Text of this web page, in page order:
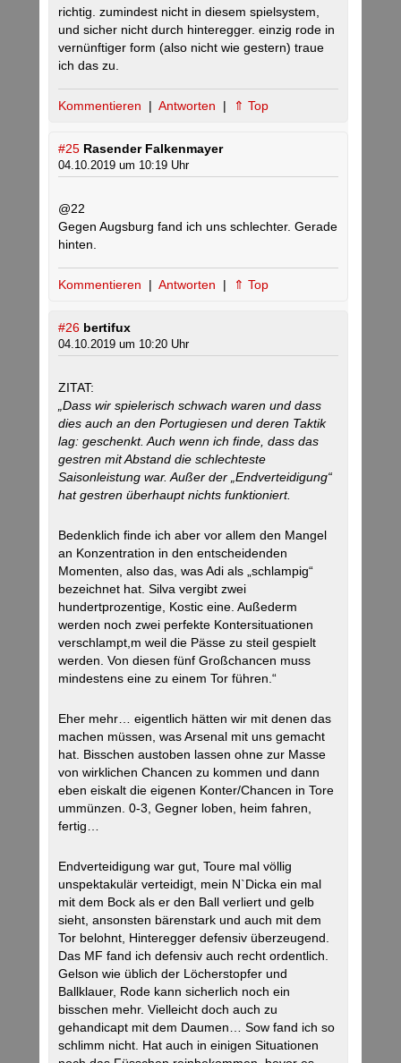
richtig. zumindest nicht in diesem spielsystem,
und sicher nicht durch hinteregger. einzig rode in
vernünftiger form (also nicht wie gestern) traue
ich das zu.
Kommentieren | Antworten | ⇑ Top
#25 Rasender Falkenmayer
04.10.2019 um 10:19 Uhr
@22
Gegen Augsburg fand ich uns schlechter. Gerade
hinten.
Kommentieren | Antworten | ⇑ Top
#26 bertifux
04.10.2019 um 10:20 Uhr
ZITAT:
„Dass wir spielerisch schwach waren und dass
dies auch an den Portugiesen und deren Taktik
lag: geschenkt. Auch wenn ich finde, dass das
gestren mit Abstand die schlechteste
Saisonleistung war. Außer der „Endverteidigung“
hat gestren überhaupt nichts funktioniert.
Bedenklich finde ich aber vor allem den Mangel
an Konzentration in den entscheidenden
Momenten, also das, was Adi als „schlampig“
bezeichnet hat. Silva vergibt zwei
hundertprozentige, Kostic eine. Außederm
werden noch zwei perfekte Kontersituationen
verschlampt,m weil die Pässe zu steil gespielt
werden. Von diesen fünf Großchancen muss
mindestens eine zu einem Tor führen.“
Eher mehr… eigentlich hätten wir mit denen das
machen müssen, was Arsenal mit uns gemacht
hat. Bisschen austoben lassen ohne zur Masse
von wirklichen Chancen zu kommen und dann
eben eiskalt die eigenen Konter/Chancen in Tore
ummünzen. 0-3, Gegner loben, heim fahren,
fertig…
Endverteidigung war gut, Toure mal völlig
unspektakulär verteidigt, mein N`Dicka ein mal
mit dem Bock als er den Ball verliert und gelb
sieht, ansonsten bärenstark und auch mit dem
Tor belohnt, Hinteregger defensiv überzeugend.
Das MF fand ich defensiv auch recht ordentlich.
Gelson wie üblich der Löcherstopfer und
Ballklauer, Rode kann sicherlich noch ein
bisschen mehr. Vielleicht doch auch zu
gehandicapt mit dem Daumen… Sow fand ich so
schlimm nicht. Hat auch in einigen Situationen